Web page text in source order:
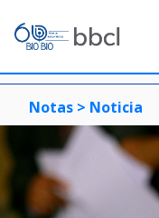
Notas > Noticia